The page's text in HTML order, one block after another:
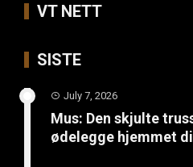
VT NETT
SISTE
July 7, 2026
Mus: Den skjulte
ødelegge hjemmet